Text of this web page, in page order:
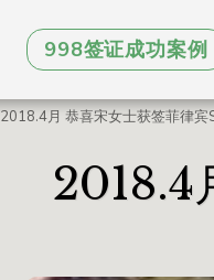
998签证成功案例
2018.4月 恭喜宋女士获签菲律宾
2018.4